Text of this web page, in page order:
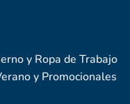
y Ropa de Trabajo
y Promocionales